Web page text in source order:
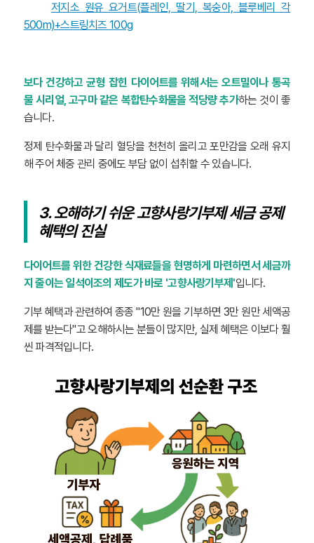
저지소 원유 요거트(플레인, 딸기, 복숭아, 블루베리 각
500m)+스트링치즈 100g
보다 건강하고 균형 잡힌 다이어트를 위해서는 오트밀이나 통곡
물 시리얼, 고구마 같은 복합탄수화물을 적당량 추가하는 것이 좋
습니다.
정제 탄수화물과 달리 혈당을 천천히 올리고 포만감을 오래 유지
해 주어 체중 관리 중에도 부담 없이 섭취할 수 있습니다.
3. 오해하기 쉬운 고향사랑기부제 세금 공제
혜택의 진실
다이어트를 위한 건강한 식재료들을 현명하게 마련하면서 세금까
지 줄이는 일석이조의 제도가 바로 '고향사랑기부제'입니다.
기부 혜택과 관련하여 종종 "10만 원을 기부하면 3만 원만 세액공
제를 받는다"고 오해하시는 분들이 많지만, 실제 혜택은 이보다 훨
씬 파격적입니다.